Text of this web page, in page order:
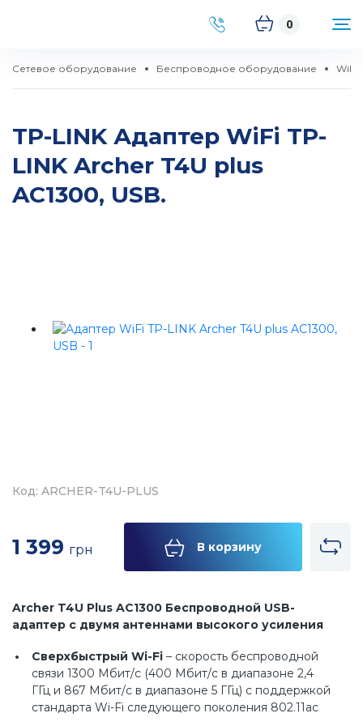
0
Сетевое оборудование Беспроводное оборудование
TP-LINK Адаптер WiFi TP-
LINK Archer T4U plus
AC1300, USB.
Код: ARCHER-T4U-PLUS
1 399 грн В корзину
Archer T4U Plus AC1300 Беспроводной USB-
адаптер с двумя антеннами высокого усиления
Сверхбыстрый Wi-Fi – скорость беспроводной
связи 1300 Мбит/с (400 Мбит/с в диапазоне 2,4
ГГц и 867 Мбит/с в диапазоне 5 ГГц) с поддержкой
стандарта Wi-Fi следующего поколения 802.11ac